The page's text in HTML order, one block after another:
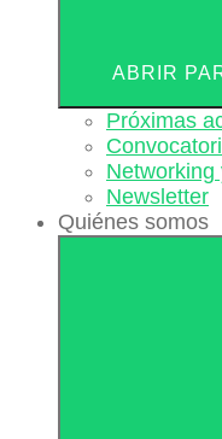
ABRIR
Próximas
Networking
Newsletter
Quiénes somos